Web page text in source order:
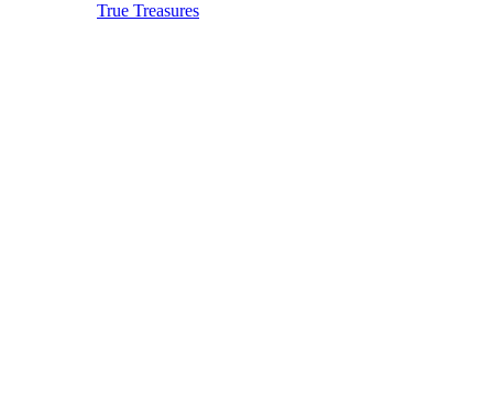
True Treasures